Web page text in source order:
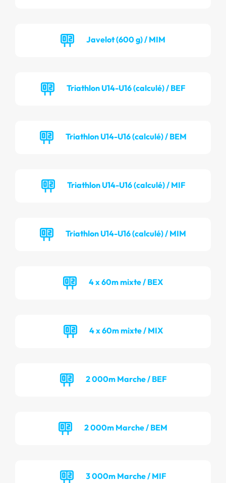
Javelot (600 g) / MIM
Triathlon U14-U16 (calculé) / BEF
Triathlon U14-U16 (calculé) / BEM
Triathlon U14-U16 (calculé) / MIF
Triathlon U14-U16 (calculé) / MIM
4 x 60m mixte / BEX
4 x 60m mixte / MIX
2 000m Marche / BEF
2 000m Marche / BEM
3 000m Marche / MIF